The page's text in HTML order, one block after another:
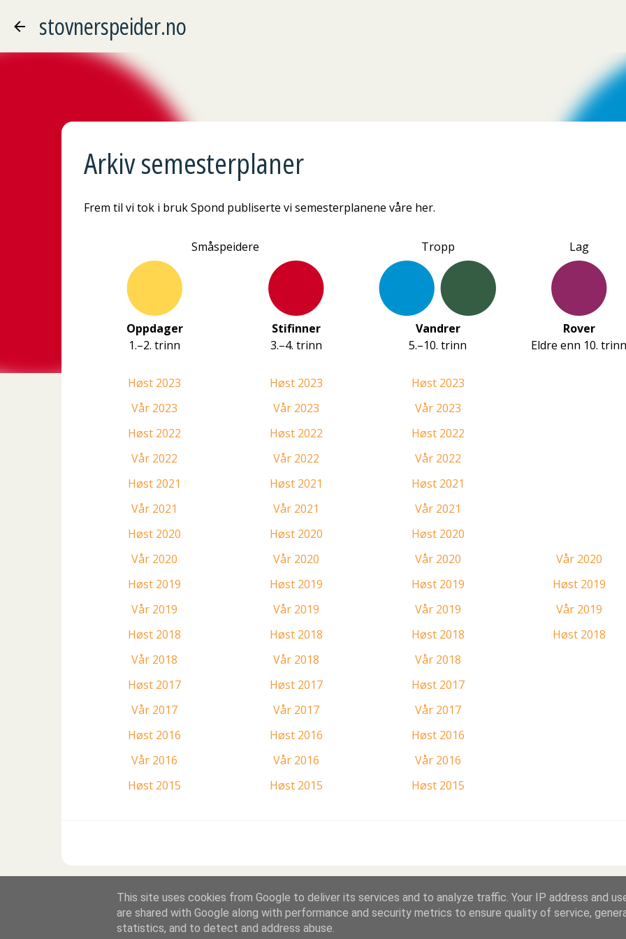
stovnerspeider.no
Arkiv semesterplaner
Frem til vi tok i bruk Spond publiserte vi semesterplanene våre her.
Småspeidere Tropp Lag
Oppdager
1.–2. trinn
Stifinner
3.–4. trinn
Vandrer
5.–10. trinn
Rover
Eldre enn 10. trinn
Høst 2023 Høst 2023
Høst 2023
Vår 2023
Vår 2023
Vår 2023
Høst 2022
Høst 2022
Høst 2022
Vår 2022
Vår 2022
Vår 2022
Høst 2021
Høst 2021
Høst 2021
Vår 2021
Vår 2021
Vår 2021
Høst 2020
Høst 2020
Høst 2020
Vår 2020
Vår 2020 Vår 2020
Vår 2020
Høst 2019
Høst 2019 Høst 2019
Høst 2019
Vår 2019
Vår 2019 Vår 2019
Vår 2019
Høst 2018
Høst 2018 Høst 2018
Høst 2018
Vår 2018
Vår 2018
Vår 2018
Høst 2017
Høst 2017
Høst 2017
Vår 2017
Vår 2017
Vår 2017
Høst 2016
Høst 2016
Høst 2016
Vår 2016
Vår 2016
Vår 2016
Høst 2015
Høst 2015 Høst 2015
Drevet av Blogger
Stovner KM-speidere | Gruppeleder: Jo Rimstad, jwr[a]stovnerspeider.no
This site uses cookies from Google to deliver its services and to analyze traffic. Your IP address and
are shared with Google along with performance and security metrics to ensure quality of service,
statistics, and to detect and address abuse.